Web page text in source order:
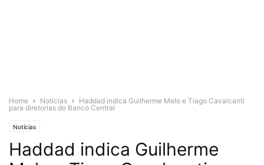
Home Notícias
Haddad indica Guilherme Melo e Tiago Cavalcanti
para diretorias do Banco Central
Notícias
Haddad indica Guilherme